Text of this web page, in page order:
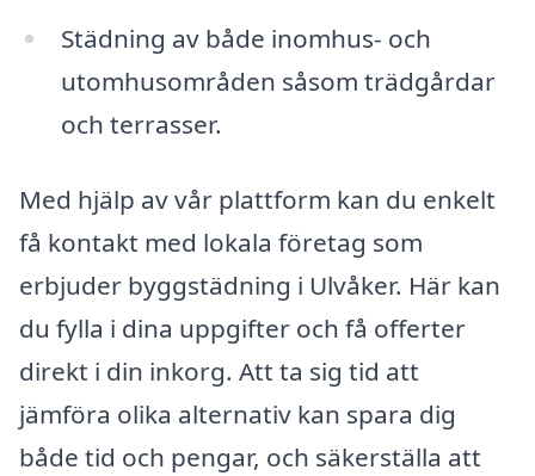
Städning av både inomhus- och
utomhusområden såsom trädgårdar
och terrasser.
Med hjälp av vår plattform kan du enkelt
få kontakt med lokala företag som
erbjuder byggstädning i Ulvåker. Här kan
du fylla i dina uppgifter och få offerter
direkt i din inkorg. Att ta sig tid att
jämföra olika alternativ kan spara dig
både tid och pengar, och säkerställa att